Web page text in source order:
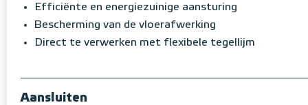
Efficiënte en energiezuinige aansturing
Bescherming van de vloerafwerking
Direct te verwerken met flexibele tegellijm
Aansluiten